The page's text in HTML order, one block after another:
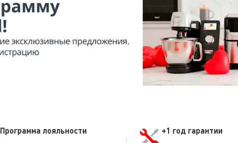
Программа лояльности +1 год гарантии